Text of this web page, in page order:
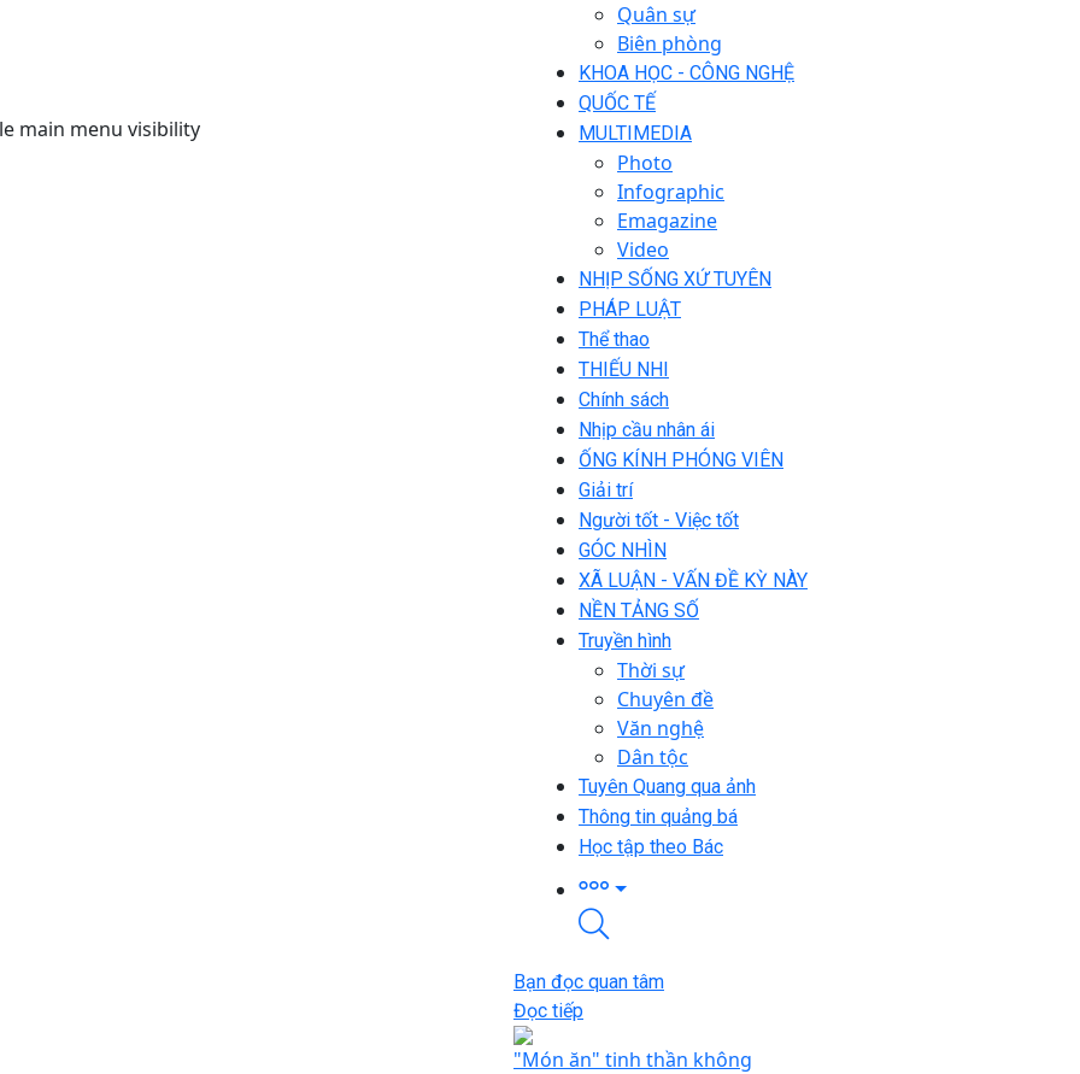
main menu visibility
Quân sự
Biên phòng
KHOA HỌC - CÔNG NGHỆ
QUỐC TẾ
MULTIMEDIA
Photo
Infographic
Emagazine
Video
NHỊP SỐNG XỨ TUYÊN
PHÁP LUẬT
Thể thao
THIẾU NHI
Chính sách
Nhịp cầu nhân ái
ỐNG KÍNH PHÓNG VIÊN
Giải trí
Người tốt - Việc tốt
GÓC NHÌN
XÃ LUẬN - VẤN ĐỀ KỲ NÀY
NỀN TẢNG SỐ
Truyền hình
Thời sự
Chuyên đề
Văn nghệ
Dân tộc
Tuyên Quang qua ảnh
Thông tin quảng bá
Học tập theo Bác
Bạn đọc quan tâm
Đọc tiếp
"Món ăn" tinh thần không